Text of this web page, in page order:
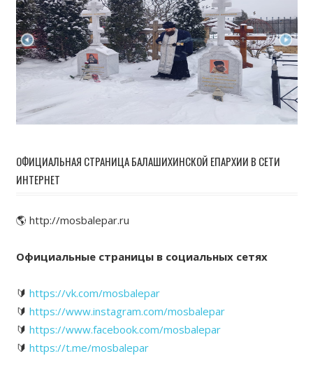
ОФИЦИАЛЬНАЯ СТРАНИЦА БАЛАШИХИНСКОЙ ЕПАРХИИ В СЕТИ
ИНТЕРНЕТ
🌎 http://mosbalepar.ru
Официальные страницы в социальных сетях
🔰 https://vk.com/mosbalepar
🔰 https://www.instagram.com/mosbalepar
🔰 https://www.facebook.com/mosbalepar
🔰 https://t.me/mosbalepar